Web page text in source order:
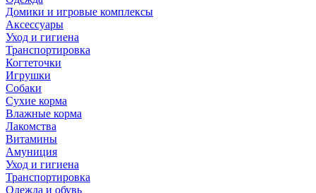
Домики и игровые комплексы
Аксессуары
Уход и гигиена
Транспортировка
Когтеточки
Игрушки
Собаки
Сухие корма
Влажные корма
Лакомства
Витамины
Амуниция
Уход и гигиена
Транспортировка
Одежда и обувь